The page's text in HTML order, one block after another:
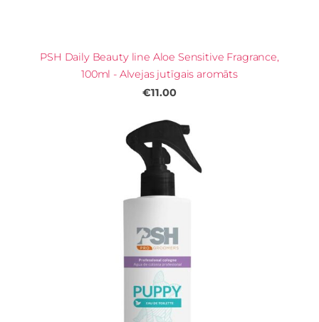
PSH Daily Beauty line Aloe Sensitive Fragrance,
100ml - Alvejas jutīgais aromāts
€11.00